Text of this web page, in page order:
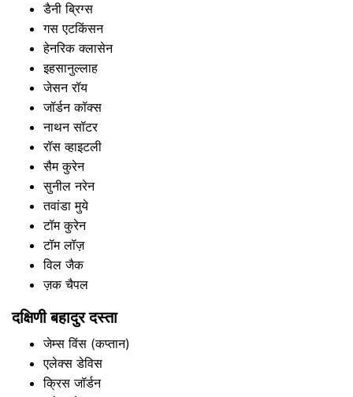
डैनी ब्रिग्स
गस एटकिंसन
हेनरिक क्लासेन
इहसानुल्लाह
जेसन रॉय
जॉर्डन कॉक्स
नाथन सॉटर
रॉस व्हाइटली
सैम कुरेन
सुनील नरेन
तवांडा मुये
टॉम कुरेन
टॉम लॉज़
विल जैक
ज़क चैपल
दक्षिणी बहादुर दस्ता
जेम्स विंस (कप्तान)
एलेक्स डेविस
क्रिस जॉर्डन